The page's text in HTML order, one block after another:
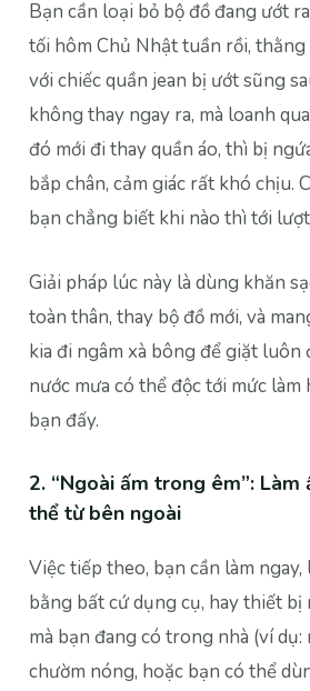
Bạn cần loại bỏ bộ đồ đang ướt
tối hôm Chủ Nhật tuần rồi, thằng
với chiếc quần jean bị ướt sũng
không thay ngay ra, mà loanh
đó mới đi thay quần áo, thì bị
bắp chân, cảm giác rất khó chịu.
bạn chẳng biết khi nào thì tới
Giải pháp lúc này là dùng khăn
toàn thân, thay bộ đồ mới, và
kia đi ngâm xà bông để giặt luôn
nước mưa có thể độc tới mức làm
bạn đấy.
2. “Ngoài ấm trong êm”: Làm
thể từ bên ngoài
Việc tiếp theo, bạn cần làm ngay,
bằng bất cứ dụng cụ, hay thiết bị
mà bạn đang có trong nhà (ví dụ:
chườm nóng, hoặc bạn có thể